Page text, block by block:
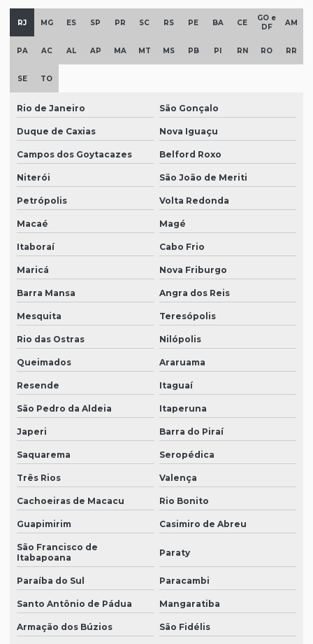
RJ MG ES SP PR SC RS PE BA CE
GO e
DF
AM
PA AC AL AP MA MT MS PB PI RN RO RR
SE TO
Rio de Janeiro São Gonçalo
Duque de Caxias Nova Iguaçu
Campos dos Goytacazes Belford Roxo
Niterói São João de Meriti
Petrópolis Volta Redonda
Macaé Magé
Itaboraí Cabo Frio
Maricá Nova Friburgo
Barra Mansa Angra dos Reis
Mesquita Teresópolis
Rio das Ostras Nilópolis
Queimados Araruama
Resende Itaguaí
São Pedro da Aldeia Itaperuna
Japeri Barra do Piraí
Saquarema Seropédica
Três Rios Valença
Cachoeiras de Macacu Rio Bonito
Guapimirim Casimiro de Abreu
São Francisco de
Itabapoana
Paraty
Paraíba do Sul Paracambi
Santo Antônio de Pádua Mangaratiba
Armação dos Búzios São Fidélis